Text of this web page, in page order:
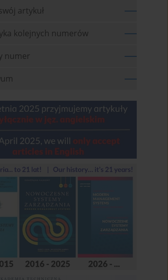
artykuł
kolejnych numerów
numer